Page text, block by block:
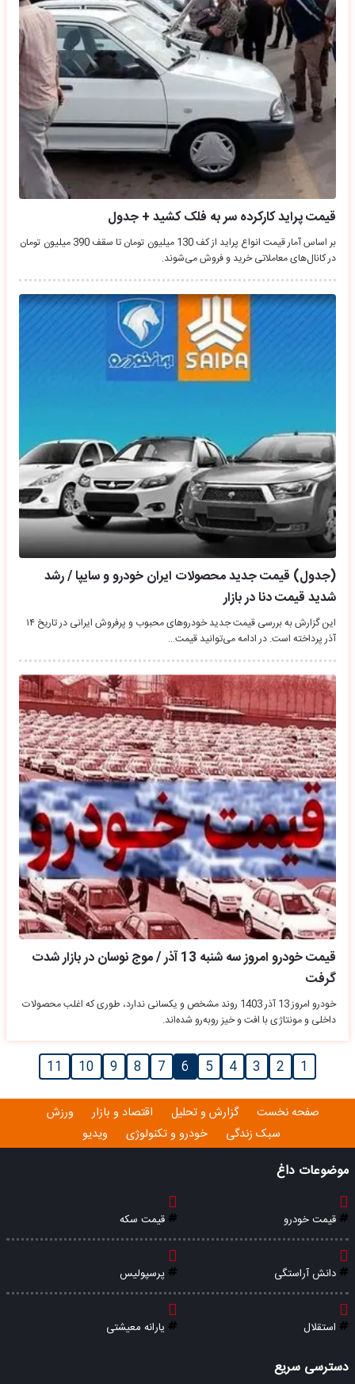
قیمت پراید کارکرده سر به فلک کشید + جدول
بر اساس آمار قیمت انواع پراید از کف 130 میلیون تومان تا سقف 390 میلیون تومان
در کانال‌های معاملاتی خرید و فروش می‌شوند.
(جدول) قیمت جدید محصولات ایران خودرو و سایپا / رشد
شدید قیمت دنا در بازار
این گزارش به بررسی قیمت جدید خودرو‌های محبوب و پرفروش ایرانی در تاریخ ۱۴
آذر پرداخته است. در ادامه می‌توانید قیمت‌…
قیمت خودرو امروز سه شنبه 13 آذر / موج نوسان در بازار شدت
گرفت
خودرو امروز 13 آذر 1403 روند مشخص و یکسانی ندارد، طوری که اغلب محصولات
داخلی و مونتاژی با افت و خیز روبه‌رو‌ شده‌اند.
1
2
3
4
5
6
7
8
9
10
11
صفحه نخست گزارش و تحلیل اقتصاد و بازار
ورزش
سبک زندگی
خودرو و تکنولوژی ویدیو
موضوعات داغ
قیمت خودرو قیمت سکه
دانش آراستگی پرسپولیس
استقلال یارانه معیشتی
دسترسی سریع